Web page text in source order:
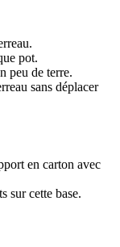
pot.
peu de terre.
sans déplacer
en carton avec
sur cette base.